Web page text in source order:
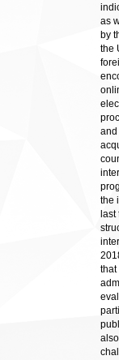
as
by
the
and
the
that